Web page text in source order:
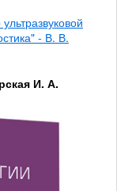
- В. В.
И. А.